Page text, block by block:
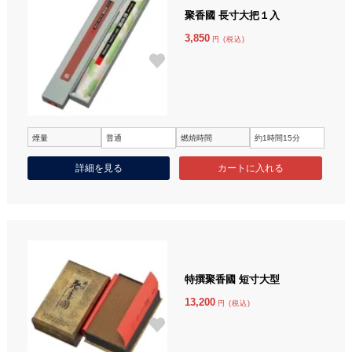
聚香國 長寸大把１入
3,850 円 (税込)
煙量 普通 燃焼時間 約1時間15分
詳細を見る
特撰聚香國 短寸大型
13,200 円 (税込)